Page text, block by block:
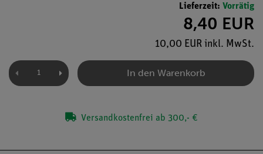
Lieferzeit: Vorrätig
8,40 EUR
10,00 EUR inkl. MwSt.
In den Warenkorb
Versandkostenfrei ab 300,- €